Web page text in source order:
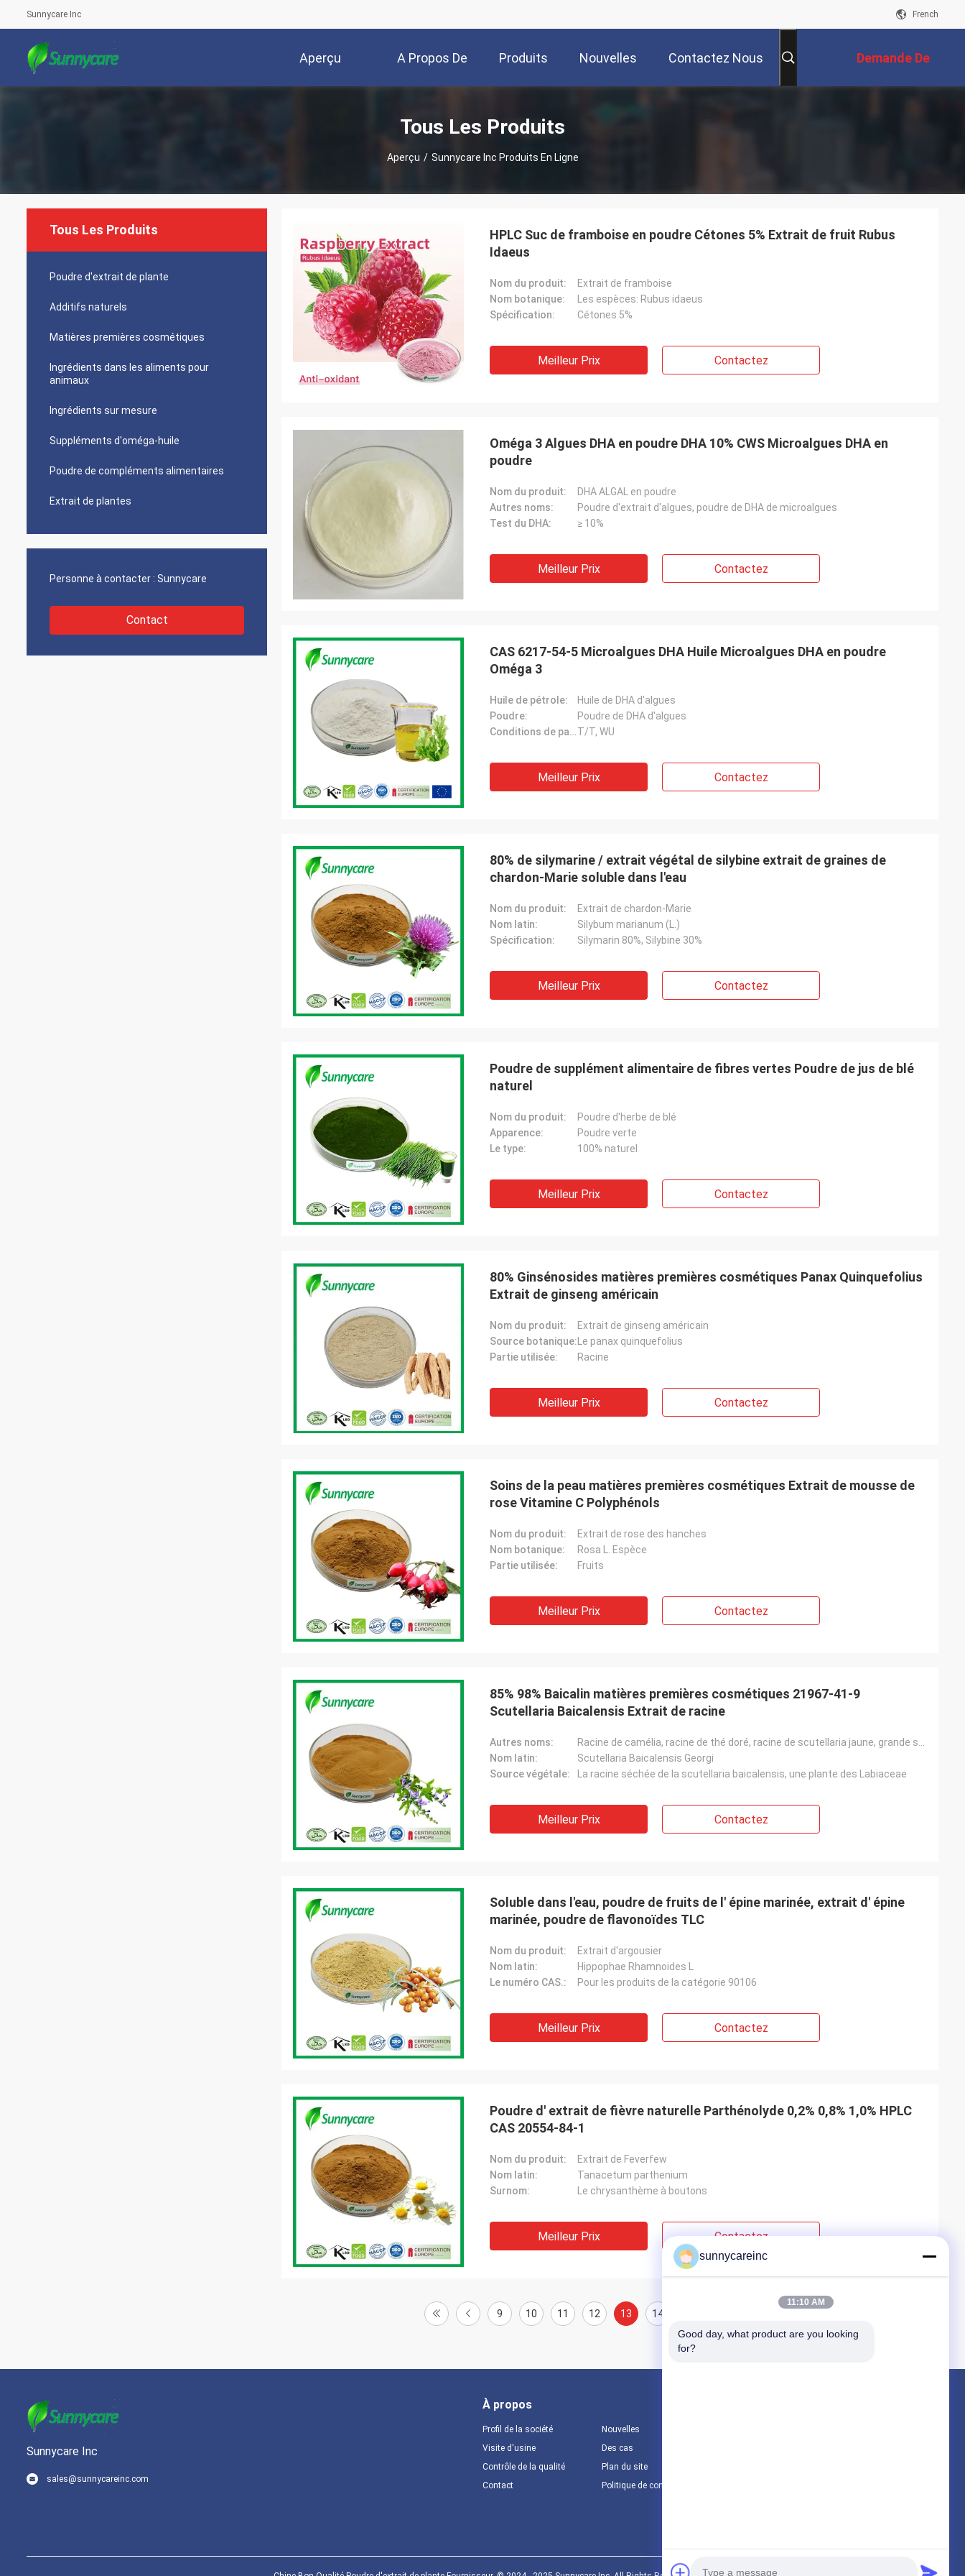
Sunnycare Inc French
Aperçu A Propos De
Nous
Produits Nouvelles Contactez Nous Demande De
Soumission
Tous Les Produits
Aperçu / Sunnycare Inc Produits En Ligne
Tous Les Produits
Poudre d'extrait de plante
Additifs naturels
Matières premières cosmétiques
Ingrédients dans les aliments pour
animaux
Ingrédients sur mesure
Suppléments d'oméga-huile
Poudre de compléments alimentaires
Extrait de plantes
Personne à contacter : Sunnycare
Contact
HPLC Suc de framboise en poudre Cétones 5% Extrait de fruit Rubus
Idaeus
Nom du produit:
Extrait de framboise
Nom botanique:
Les espèces: Rubus idaeus
Spécification:
Cétones 5%
Meilleur Prix Contactez
Oméga 3 Algues DHA en poudre DHA 10% CWS Microalgues DHA en
poudre
Nom du produit:
DHA ALGAL en poudre
Autres noms:
Poudre d'extrait d'algues, poudre de DHA de microalgues
Test du DHA:
≥ 10%
Meilleur Prix Contactez
CAS 6217-54-5 Microalgues DHA Huile Microalgues DHA en poudre
Oméga 3
Huile de pétrole:
Huile de DHA d'algues
Poudre:
Poudre de DHA d'algues
Conditions de paiement:T/T, WU
Meilleur Prix Contactez
80% de silymarine / extrait végétal de silybine extrait de graines de
chardon-Marie soluble dans l'eau
Nom du produit:
Extrait de chardon-Marie
Nom latin:
Silybum marianum (L.)
Spécification:
Silymarin 80%, Silybine 30%
Meilleur Prix Contactez
Poudre de supplément alimentaire de fibres vertes Poudre de jus de blé
naturel
Nom du produit:
Poudre d'herbe de blé
Apparence:
Poudre verte
Le type:
100% naturel
Meilleur Prix Contactez
80% Ginsénosides matières premières cosmétiques Panax Quinquefolius
Extrait de ginseng américain
Nom du produit:
Extrait de ginseng américain
Source botanique: Le panax quinquefolius
Partie utilisée:
Racine
Meilleur Prix Contactez
Soins de la peau matières premières cosmétiques Extrait de mousse de
rose Vitamine C Polyphénols
Nom du produit:
Extrait de rose des hanches
Nom botanique:
Rosa L. Espèce
Partie utilisée:
Fruits
Meilleur Prix Contactez
85% 98% Baicalin matières premières cosmétiques 21967-41-9
Scutellaria Baicalensis Extrait de racine
Autres noms:
Nom latin:
Scutellaria Baicalensis Georgi
Source végétale:
La racine séchée de la scutellaria baicalensis, une plante des Labiaceae
Meilleur Prix Contactez
Soluble dans l'eau, poudre de fruits de l' épine marinée, extrait d' épine
marinée, poudre de flavonoïdes TLC
Nom du produit:
Extrait d'argousier
Nom latin:
Hippophae Rhamnoides L
Le numéro CAS.:
Pour les produits de la catégorie 90106
Meilleur Prix Contactez
Poudre d' extrait de fièvre naturelle Parthénolyde 0,2% 0,8% 1,0% HPLC
CAS 20554-84-1
Nom du produit:
Extrait de Feverfew
Nom latin:
Tanacetum parthenium
Surnom:
Le chrysanthème à boutons
Meilleur Prix Contactez
9 10 11 12 13 14
Sunnycare Inc
sales@sunnycareinc.com
À propos
Profil de la société
Visite d'usine
Contrôle de la qualité
Contact
Nouvelles
Des cas
Plan du site
Politique de confidentialité
sunnycareinc
11:10 AM
Good day, what product are you looking
for?